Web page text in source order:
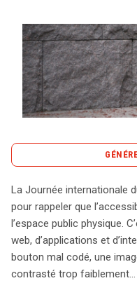
Rechercher
La Journée
l’importance de
publics, englobant
européenne 2019/882,
Accessibility Act », vise
La Journée internationale
pour rappeler que
l’espace public physique.
web, d’applications et
bouton mal codé, une
contrasté trop faiblement…